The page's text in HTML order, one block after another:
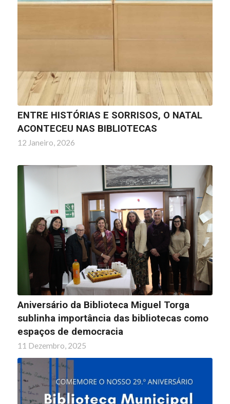
ENTRE HISTÓRIAS E SORRISOS, O NATAL
ACONTECEU NAS BIBLIOTECAS
12 Janeiro, 2026
Aniversário da Biblioteca Miguel Torga
sublinha importância das bibliotecas como
espaços de democracia
11 Dezembro, 2025